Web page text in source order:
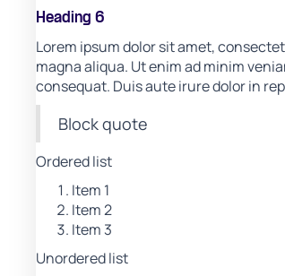
Heading 6
Lorem ipsum dolor sit amet,
magna aliqua. Ut enim ad minim
consequat. Duis aute irure dolor in
Block quote
Ordered list
Item 1
Item 2
Item 3
Unordered list